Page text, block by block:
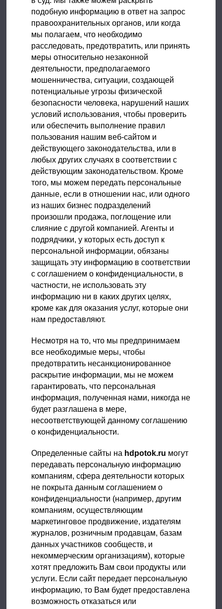
подобную информацию в ответ на запрос
правоохранительных органов, или когда
мы полагаем, что необходимо
расследовать, предотвратить, или принять
меры относительно незаконной
деятельности, предполагаемого
мошенничества, ситуации, создающей
потенциальные угрозы физической
безопасности человека, нарушений наших
условий использования, чтобы проверить
или обеспечить выполнение правил
пользования нашим веб-сайтом и
действующего законодательства, или в
любых других случаях в соответствии с
действующим законодательством. Кроме
того, мы можем передать персональные
данные, если в отношении нас, или одного
из наших бизнес подразделений
произошли продажа, поглощение или
слияние с другой компанией. Агенты и
подрядчики, у которых есть доступ к
персональной информации, обязаны
защищать эту информацию в соответствии
с соглашением о конфиденциальности, в
частности, не использовать эту
информацию ни в каких других целях,
кроме как для оказания услуг, которые они
нам предоставляют.
Несмотря на то, что мы предпринимаем
все необходимые меры, чтобы
предотвратить несанкционированное
раскрытие информации, мы не можем
гарантировать, что персональная
информация, полученная нами, никогда не
будет разглашена в мере,
несоответствующей данному соглашению
о конфиденциальности.
Определенные сайты на hdpotok.ru могут
передавать персональную информацию
компаниям, сфера деятельности которых
не покрыта данным соглашением о
конфиденциальности (например, другим
компаниям, осуществляющим
маркетинговое продвижение, издателям
журналов, розничным продавцам, базам
данных участников сообществ, и
некоммерческим организациям), которые
хотят предложить Вам свои продукты или
услуги. Если сайт передает персональную
информацию, то Вам будет предоставлена
возможность отказаться или